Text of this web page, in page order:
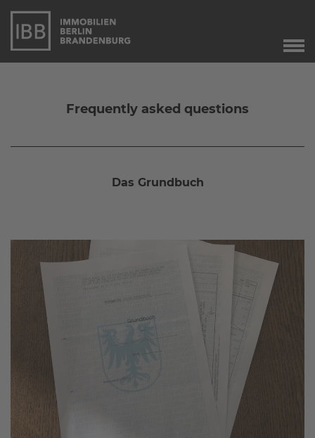
Immobilienverkauf
Agente immobiliare
Angebote
Aktuelle Angebote
Referenzen
Über uns
Das Stammteam
Leistungen
Referenzen
Frequently asked questions
Das Grundbuch